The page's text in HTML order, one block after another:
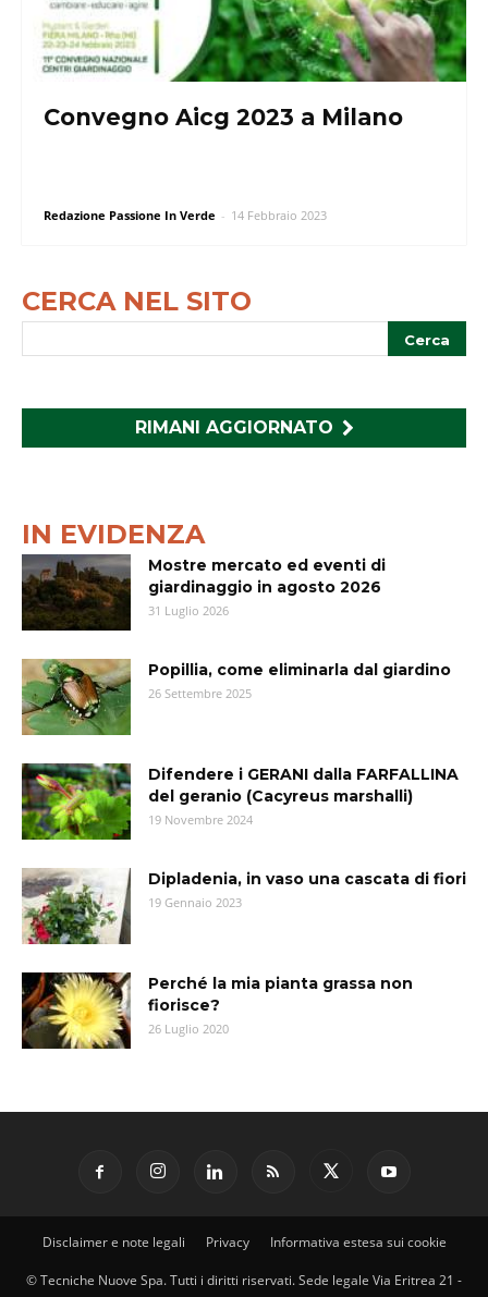
Convegno Aicg 2023 a Milano
Redazione Passione In Verde - 14 Febbraio 2023
CERCA NEL SITO
RIMANI AGGIORNATO
IN EVIDENZA
Mostre mercato ed eventi di
giardinaggio in agosto 2026
31 Luglio 2026
Popillia, come eliminarla dal giardino
26 Settembre 2025
Difendere i GERANI dalla FARFALLINA
del geranio (Cacyreus marshalli)
19 Novembre 2024
Dipladenia, in vaso una cascata di fiori
19 Gennaio 2023
Perché la mia pianta grassa non
fiorisce?
26 Luglio 2020
Disclaimer e note legali Privacy Informativa estesa sui cookie
© Tecniche Nuove Spa. Tutti i diritti riservati. Sede legale Via Eritrea 21 -